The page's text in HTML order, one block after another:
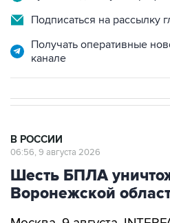
Получать оперативные
Шесть БПЛА
Воронежской
Москва. 9 августа.